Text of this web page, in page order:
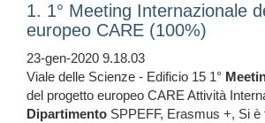
1. 1° Meeting Internazionale
europeo CARE (100%)
23-gen-2020 9.18.03
Viale delle Scienze - Edificio 15 1°
del progetto europeo CARE Attività
Dipartimento SPPEFF, Erasmus +, Si è